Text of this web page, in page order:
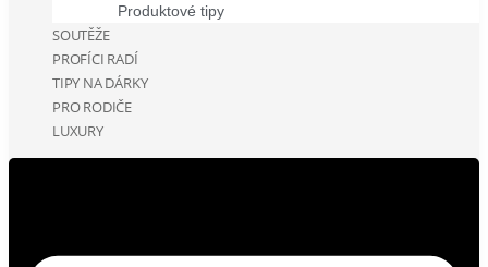
Produktové tipy
SOUTĚŽE
PROFÍCI RADÍ
TIPY NA DÁRKY
PRO RODIČE
LUXURY